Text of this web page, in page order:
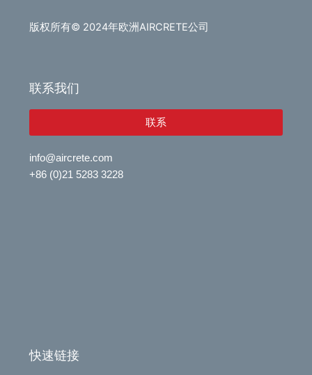
k
e
e
版权所有© 2024年欧洲AIRCRETE公司
联系我们
联系
info@aircrete.com
+86 (0)21 5283 3228
快速链接